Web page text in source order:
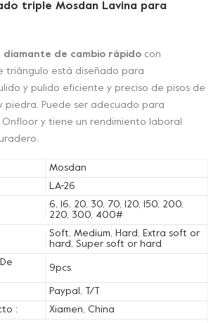
triple Mosdan Lavina para
diamante de cambio rápido con
triángulo está diseñado para
y pulido eficiente y preciso de pisos de
piedra. Puede ser adecuado para
Onfloor y tiene un rendimiento laboral
Mosdan
LA-26
6, 16, 20, 30, 70, 120, 150, 200,
220, 300, 400#
Soft, Medium, Hard, Extra soft or
hard, Super soft or hard
9pcs
Paypal, T/T
:
Xiamen, China